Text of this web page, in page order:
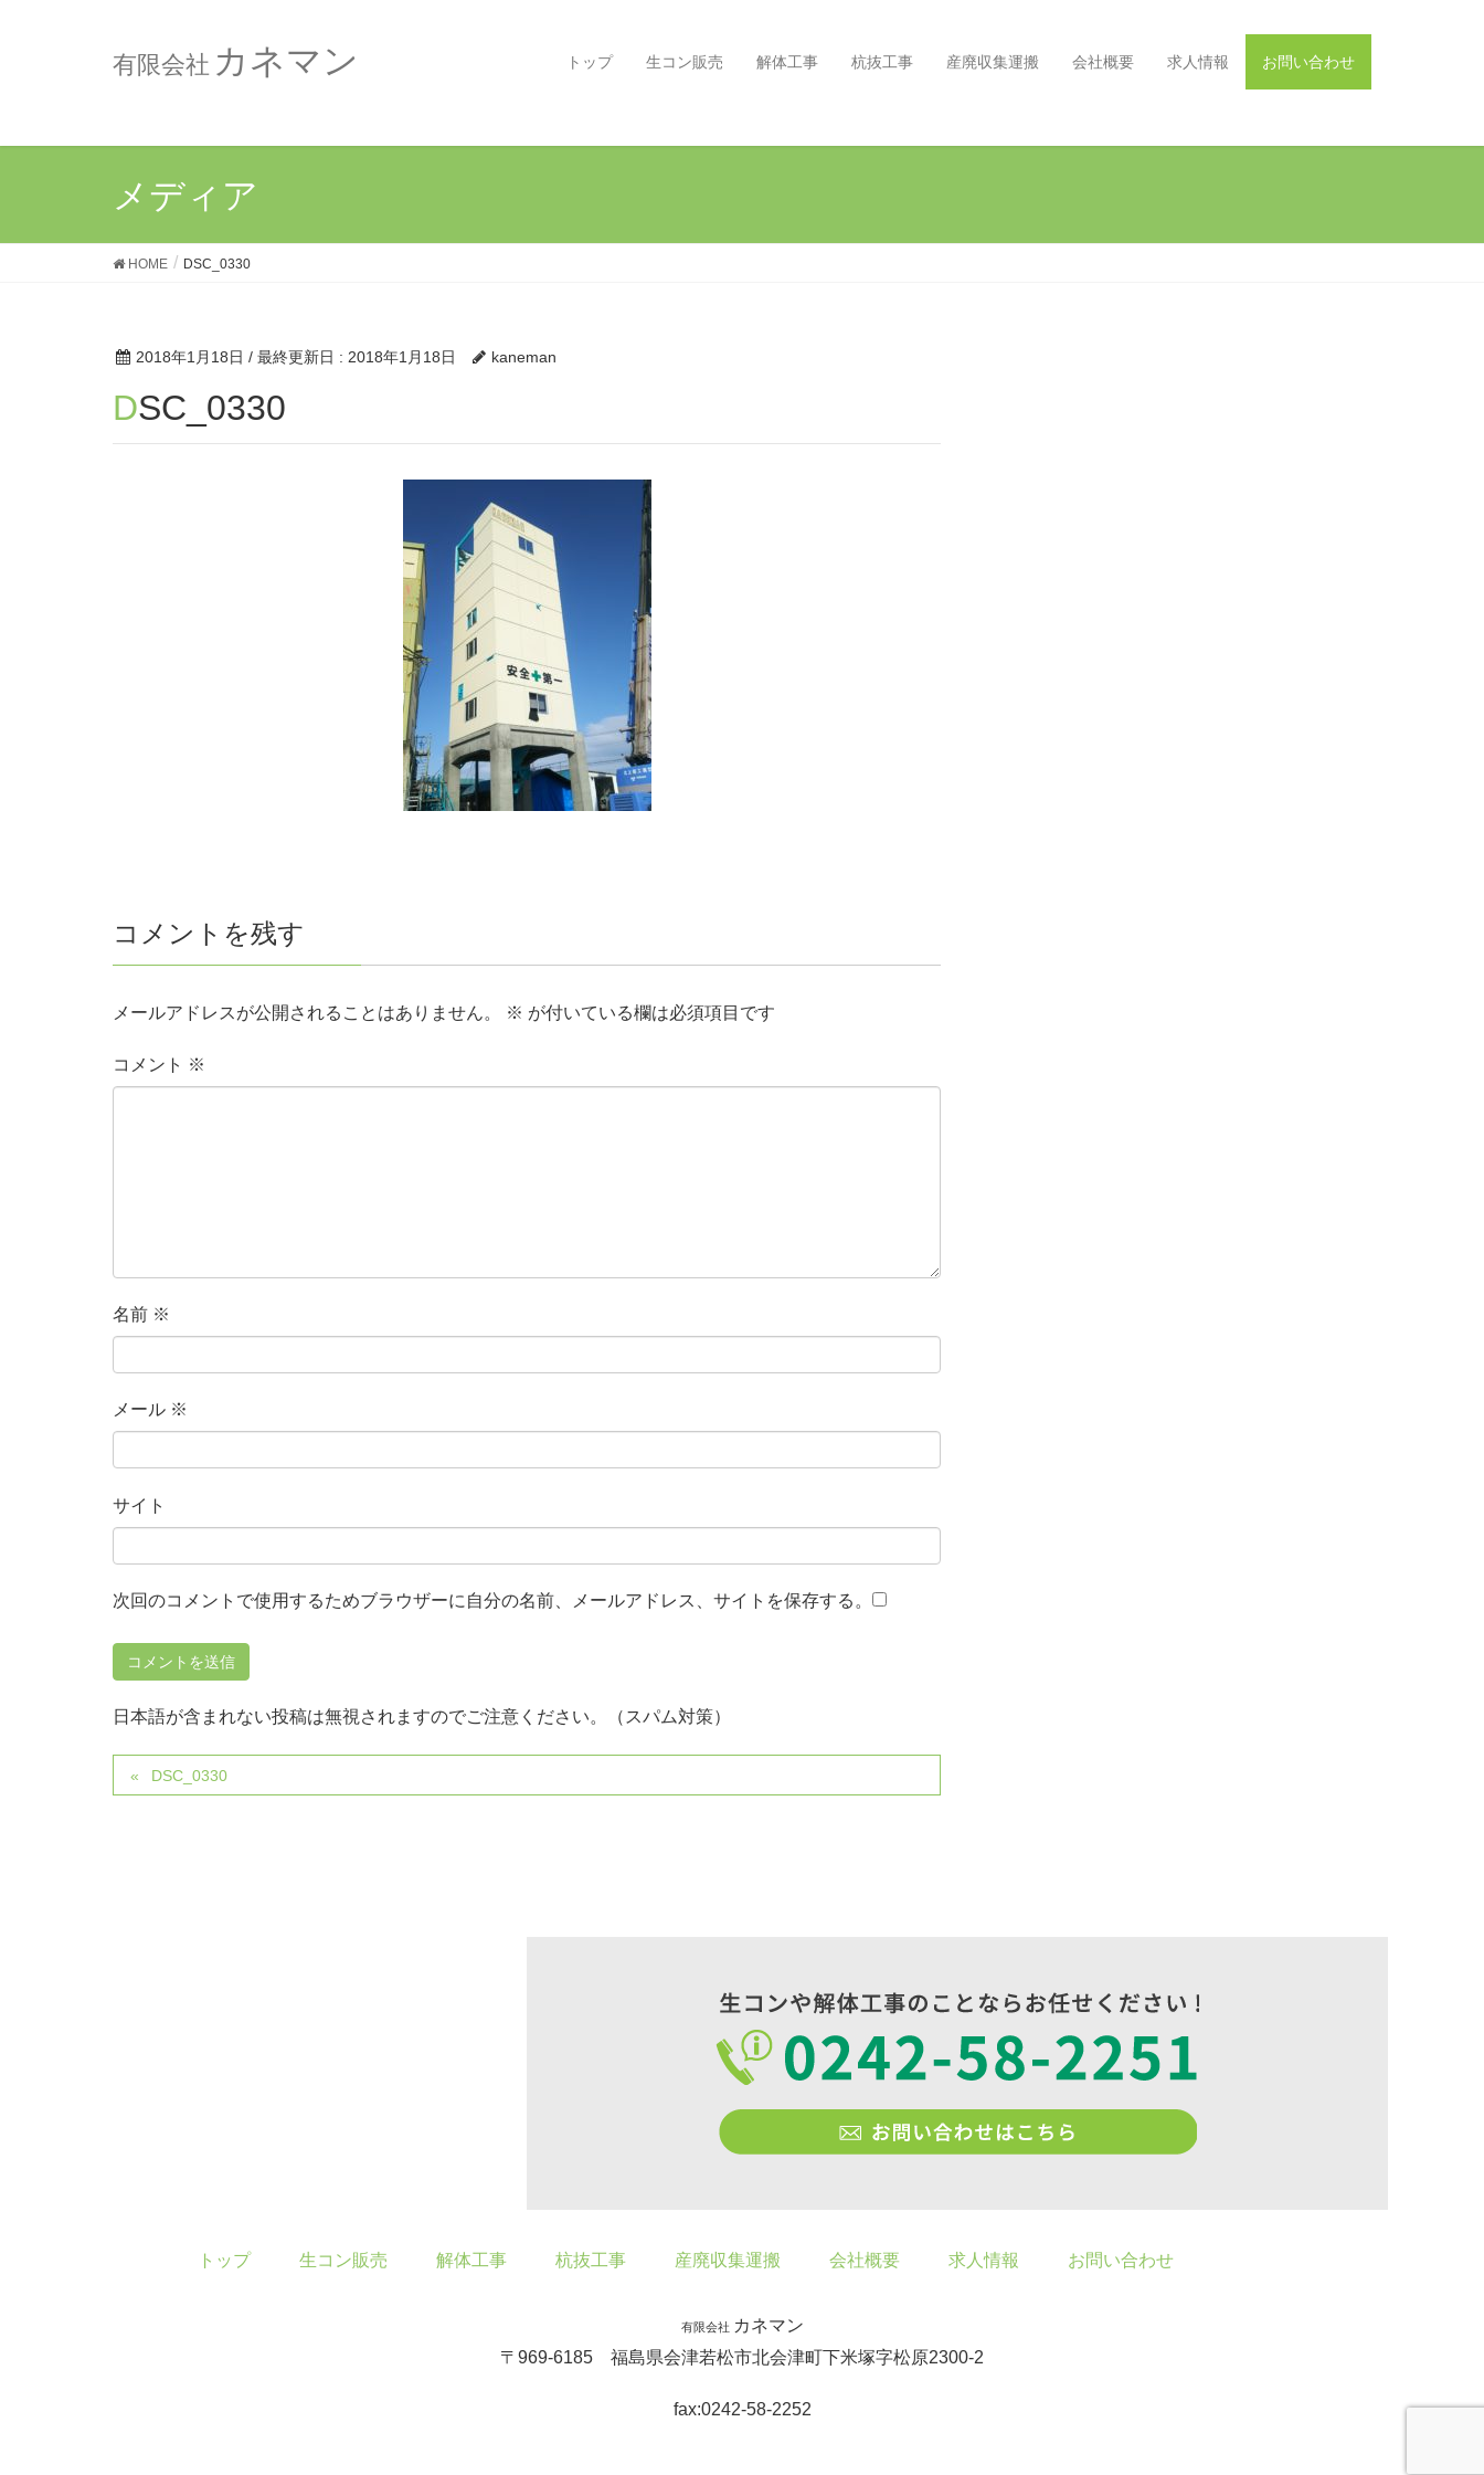
有限会社 カネマン トップ 生コン販売 解体工事 杭抜工事 産廃収集運搬 会社概要 求人情報 お問い合わせ
メディア
HOME DSC_0330
2018年1月18日 / 最終更新日 : 2018年1月18日 kaneman
DSC_0330
コメントを残す
メールアドレスが公開されることはありません。 ※ が付いている欄は必須項目です
コメント ※
名前 ※
メール ※
サイト
次回のコメントで使用するためブラウザーに自分の名前、メールアドレス、サイトを保存する。
日本語が含まれない投稿は無視されますのでご注意ください。（スパム対策）
DSC_0330
トップ 生コン販売 解体工事 杭抜工事 産廃収集運搬 会社概要 求人情報 お問い合わせ
有限会社 カネマン
〒969-6185 福島県会津若松市北会津町下米塚字松原2300-2
fax:0242-58-2252